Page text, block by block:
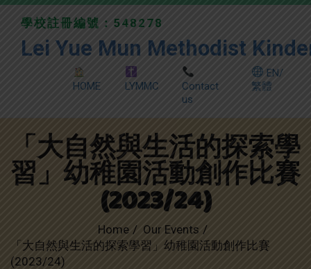
學校註冊編號：548278
Lei Yue Mun Methodist
HOME LYMMC
Contact
us
EN/
繁體
「大自然與生活的探索學
習」幼稚園活動創作比賽
(2023/24)
Home
Our Events
「大自然與生活的探索學習」幼稚園活動創作比賽
(2023/24)